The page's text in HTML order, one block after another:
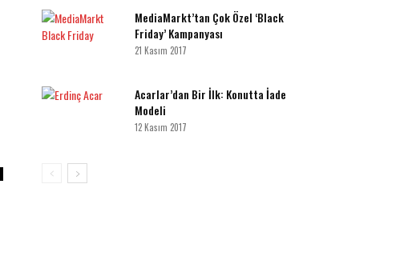
MediaMarkt’tan Çok Özel ‘Black
Friday’ Kampanyası
21 Kasım 2017
Acarlar’dan Bir İlk: Konutta İade
Modeli
12 Kasım 2017